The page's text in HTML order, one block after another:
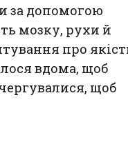
за допомогою
мозку, рухи й
про
вдома, щоб
щоб